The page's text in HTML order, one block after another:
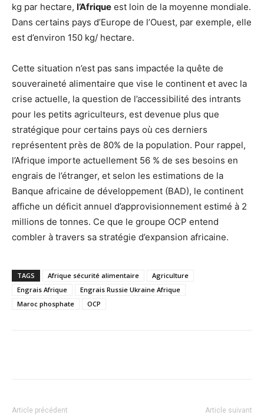
kg par hectare, l’Afrique est loin de la moyenne mondiale.
Dans certains pays d’Europe de l’Ouest, par exemple, elle
est d’environ 150 kg/ hectare.
Cette situation n’est pas sans impactée la quête de
souveraineté alimentaire que vise le continent et avec la
crise actuelle, la question de l’accessibilité des intrants
pour les petits agriculteurs, est devenue plus que
stratégique pour certains pays où ces derniers
représentent près de 80% de la population. Pour rappel,
l’Afrique importe actuellement 56 % de ses besoins en
engrais de l’étranger, et selon les estimations de la
Banque africaine de développement (BAD), le continent
affiche un déficit annuel d’approvisionnement estimé à 2
millions de tonnes. Ce que le groupe OCP entend
combler à travers sa stratégie d’expansion africaine.
TAGS Afrique sécurité alimentaire
Agriculture
Engrais Afrique
Engrais Russie Ukraine Afrique
Maroc phosphate
OCP
Article précédent Article suivant